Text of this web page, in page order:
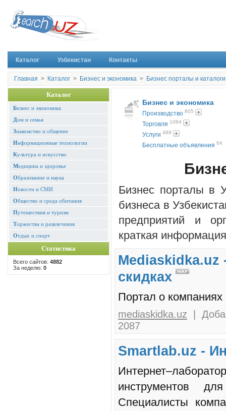
Каталог Узбекистан Контакты
Главная > Каталог > Бизнес и экономика > Бизнес порталы и каталоги
Каталог
Бизнес и экономика
Дом и семья
Знакомство и общение
Информационные технологии
Культура и искусство
Медицина и здоровье
Образование и наука
Новости и СМИ
Общество и среда обитания
Путешествия и туризм
Торжества и развлечения
Отдых и спорт
Статистика
Всего сайтов: 4882
За неделю: 0
Бизнес и экономика
Производство 805
Торговля 1084
Услуги 489
Бесплатные объявления 64
Бизнес порталы в
бизнеса в
предприятий и
краткая
скидках
Портал о
mediaskidka.uz |
2087
Smartlab.uz -
инструментов
Специалисты